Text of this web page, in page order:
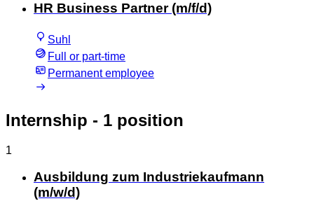
HR Business Partner (m/f/d)
Suhl
Full or part-time
Permanent employee
Internship - 1 position
1
Ausbildung zum Industriekaufmann
(m/w/d)